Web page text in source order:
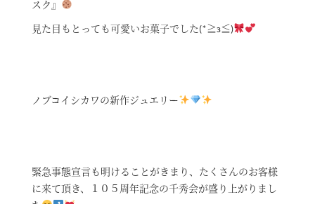
スク』
見た目もとっても可愛いお菓子でした(*≧з≦)
ノブコイシカワの新作ジュエリー
緊急事態宣言も明けることがきまり、たくさんのお客様
に来て頂き、１０５周年記念の千秀会が盛り上がりまし